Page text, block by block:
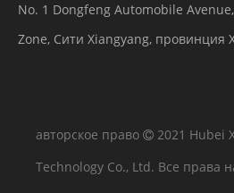
No. 1 Dongfeng Automobile
Zone, Сити Xiangyang, провинция
авторское право  2021 Hubei
Technology Co., Ltd. Все права